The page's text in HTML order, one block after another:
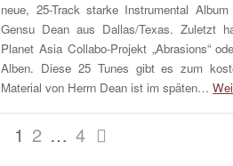
neue, 25-Track starke Instrumental
Gensu Dean aus Dallas/Texas. Zuletzt
Planet Asia Collabo-Projekt „Abrasions“
Alben. Diese 25 Tunes gibt es zum
Material von Herrn Dean ist im späten…
1 2 … 4